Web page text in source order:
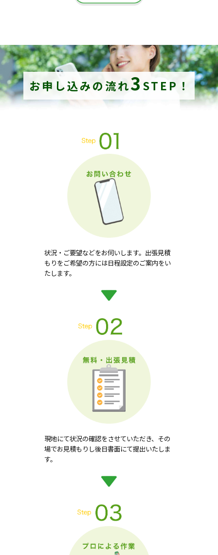
お申し込みの流れ3 STEP！
状況・ご要望などをお伺いします。出張見積
もりをご希望の方には日程設定のご案内をい
たします。
現地にて状況の確認をさせていただき、その
場でお見積もりし後日書面にて提出いたしま
す。